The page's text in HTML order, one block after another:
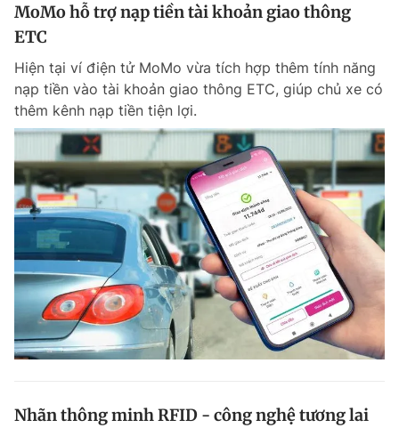
MoMo hỗ trợ nạp tiền tài khoản giao thông
ETC
Hiện tại ví điện tử MoMo vừa tích hợp thêm tính năng
nạp tiền vào tài khoản giao thông ETC, giúp chủ xe có
thêm kênh nạp tiền tiện lợi.
Nhãn thông minh RFID - công nghệ tương lai